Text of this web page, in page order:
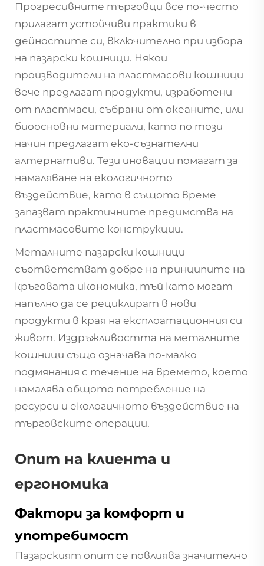
Прогресивните търговци все по-често
прилагат устойчиви практики в
дейностите си, включително при избора
на пазарски кошници. Някои
производители на пластмасови кошници
вече предлагат продукти, изработени
от пластмаси, събрани от океаните, или
биоосновни материали, като по този
начин предлагат еко-съзнателни
алтернативи. Тези иновации помагат за
намаляване на екологичното
въздействие, като в същото време
запазват практичните предимства на
пластмасовите конструкции.
Металните пазарски кошници
съответстват добре на принципите на
кръговата икономика, тъй като могат
напълно да се рециклират в нови
продукти в края на експлоатационния си
живот. Издръжливостта на металните
кошници също означава по-малко
подмянания с течение на времето, което
намалява общото потребление на
ресурси и екологичното въздействие на
търговските операции.
Опит на клиента и
ергономика
Фактори за комфорт и
употребимост
Пазарският опит се повлиява значително